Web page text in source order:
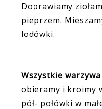
Doprawiamy
pieprzem.
lodówki.
Wszystkie warzywa
obieramy i kroimy
pół- połówki w